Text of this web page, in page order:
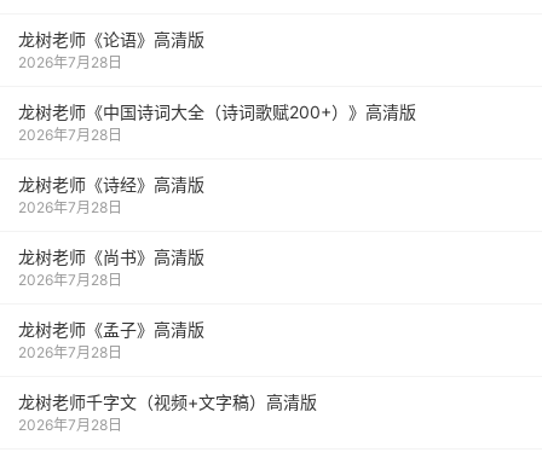
龙树老师《论语》高清版
2026年7月28日
龙树老师《中国诗词大全（诗词歌赋200+）》高清版
2026年7月28日
龙树老师《诗经》高清版
2026年7月28日
龙树老师《尚书》高清版
2026年7月28日
龙树老师《孟子》高清版
2026年7月28日
龙树老师千字文（视频+文字稿）高清版
2026年7月28日